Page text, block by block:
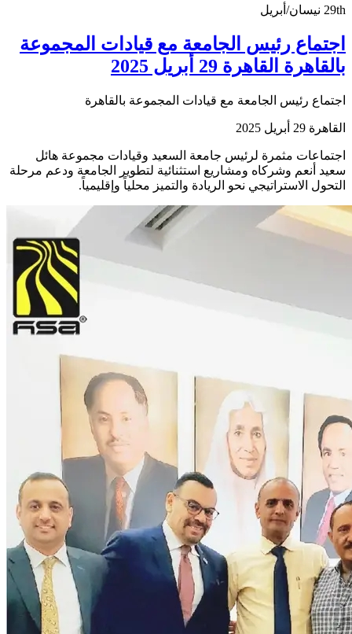
29th نيسان/أبريل
اجتماع رئيس الجامعة مع قيادات المجموعة
بالقاهرة القاهرة 29 أبريل 2025
اجتماع رئيس الجامعة مع قيادات المجموعة بالقاهرة
القاهرة 29 أبريل 2025
اجتماعات مثمرة لرئيس جامعة السعيد وقيادات مجموعة هائل
سعيد أنعم وشركاه ومشاريع استثنائية لتطوير الجامعة ودعم مرحلة
التحول الاستراتيجي نحو الريادة والتميز محلياً وإقليمياً.